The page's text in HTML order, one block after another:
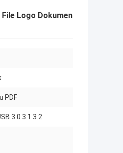
Logo Dokumen
PDF
3.0 3.1 3.2